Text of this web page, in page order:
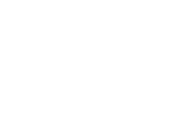
acest an, simezele
acoperite de picturi si
Prin amabilitatea
lucrari semnate de
Tudor Lazarenco si